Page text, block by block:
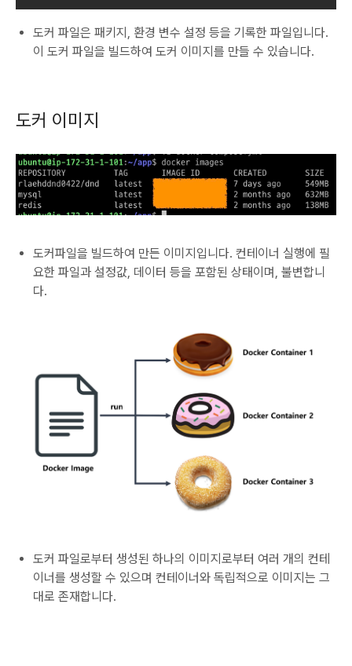
도커 파일은 패키지, 환경 변수 설정 등을 기록한 파일입니다.
이 도커 파일을 빌드하여 도커 이미지를 만들 수 있습니다.
도커 이미지
도커파일을 빌드하여 만든 이미지입니다. 컨테이너 실행에 필
요한 파일과 설정값, 데이터 등을 포함된 상태이며, 불변합니
다.
도커 파일로부터 생성된 하나의 이미지로부터 여러 개의 컨테
이너를 생성할 수 있으며 컨테이너와 독립적으로 이미지는 그
대로 존재합니다.